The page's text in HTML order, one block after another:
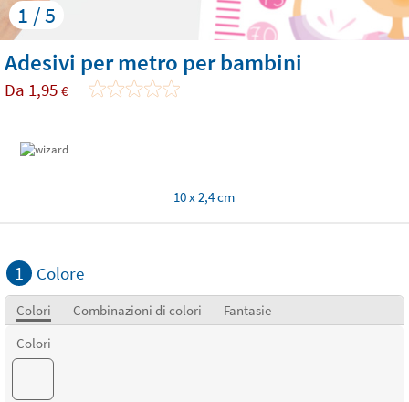
1 / 5
Adesivi per metro per bambini
Da 1,95 €
10 x 2,4 cm
1 Colore
Colori Combinazioni di colori
Fantasie
Colori